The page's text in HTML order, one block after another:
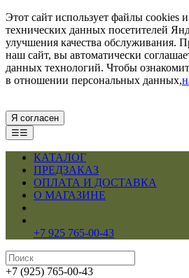
Этот сайт использует файлы cookies
технических данных посетителей
улучшения качества обслуживания.
наш сайт, вы автоматически
данных технологий. Чтобы
в отношении персональных данных,
Я согласен
☰☰
КАТАЛОГ
ПРЕДЗАКАЗ
ОПЛАТА И ДОСТАВКА
О МАГАЗИНЕ
+7 925 765-00-43
+7 (925) 765-00-43